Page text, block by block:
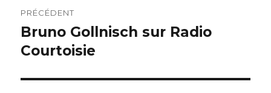
de
l’article
PRÉCÉDENT
Publication
précédente :
Bruno Gollnisch sur Radio
Courtoisie